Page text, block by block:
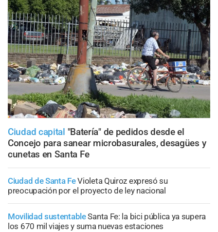
Ciudad capital "Batería" de pedidos desde el
Concejo para sanear microbasurales, desagües y
cunetas en Santa Fe
Ciudad de Santa FeVioleta Quiroz expresó su
preocupación por el proyecto de ley nacional
Movilidad sustentableSanta Fe: la bici pública ya supera
los 670 mil viajes y suma nuevas estaciones